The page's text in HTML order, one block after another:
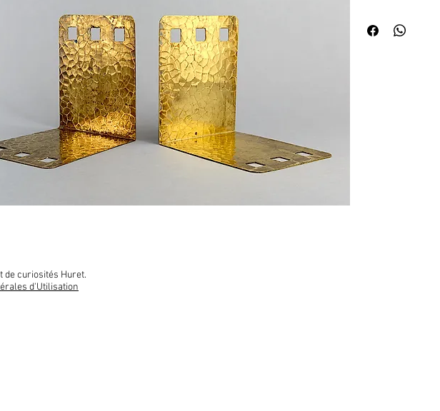
Cabinet de curiosités Huret.
d'Utilisation